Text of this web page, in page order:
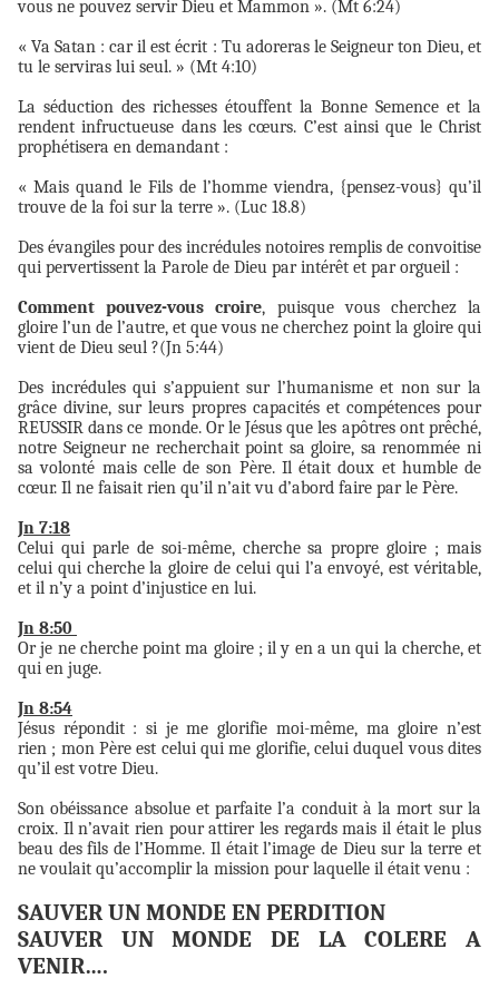
vous ne pouvez servir Dieu et Mammon ». (Mt 6:24)
« Va Satan : car il est écrit : Tu adoreras le Seigneur ton Dieu, et
tu le serviras lui seul. » (Mt 4:10)
La séduction des richesses étouffent la Bonne Semence et la
rendent infructueuse dans les cœurs. C’est ainsi que le Christ
prophétisera en demandant :
« Mais quand le Fils de l’homme viendra, {pensez-vous} qu’il
trouve de la foi sur la terre ». (Luc 18.8)
Des évangiles pour des incrédules notoires remplis de convoitise
qui pervertissent la Parole de Dieu par intérêt et par orgueil :
Comment pouvez-vous croire, puisque vous cherchez la
gloire l’un de l’autre, et que vous ne cherchez point la gloire qui
vient de Dieu seul ?(Jn 5:44)
Des incrédules qui s’appuient sur l’humanisme et non sur la
grâce divine, sur leurs propres capacités et compétences pour
REUSSIR dans ce monde. Or le Jésus que les apôtres ont prêché,
notre Seigneur ne recherchait point sa gloire, sa renommée ni
sa volonté mais celle de son Père. Il était doux et humble de
cœur. Il ne faisait rien qu’il n’ait vu d’abord faire par le Père.
Jn 7:18
Celui qui parle de soi-même, cherche sa propre gloire ; mais
celui qui cherche la gloire de celui qui l’a envoyé, est véritable,
et il n’y a point d’injustice en lui.
Jn 8:50
Or je ne cherche point ma gloire ; il y en a un qui la cherche, et
qui en juge.
Jn 8:54
Jésus répondit : si je me glorifie moi-même, ma gloire n’est
rien ; mon Père est celui qui me glorifie, celui duquel vous dites
qu’il est votre Dieu.
Son obéissance absolue et parfaite l’a conduit à la mort sur la
croix. Il n’avait rien pour attirer les regards mais il était le plus
beau des fils de l’Homme. Il était l’image de Dieu sur la terre et
ne voulait qu’accomplir la mission pour laquelle il était venu :
SAUVER UN MONDE EN PERDITION
SAUVER UN MONDE DE LA COLERE A
VENIR….